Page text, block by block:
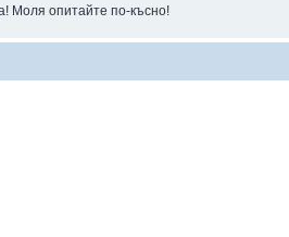
Моля опитайте по-късно!